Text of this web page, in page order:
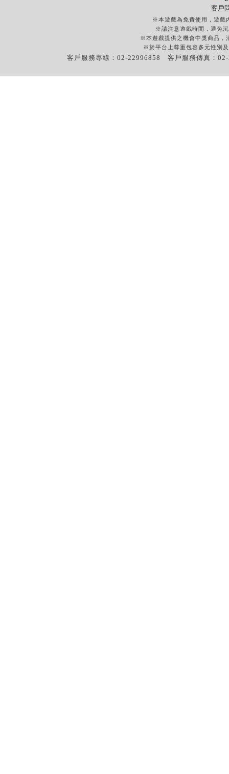
客戶
※本遊戲為免費使用，遊戲
※請注意遊戲時間，避免
※本遊戲提供之機會中獎商品，
※於平台上尊重包容多元性別
客戶服務專線：02-22996858 客戶服務傳真：